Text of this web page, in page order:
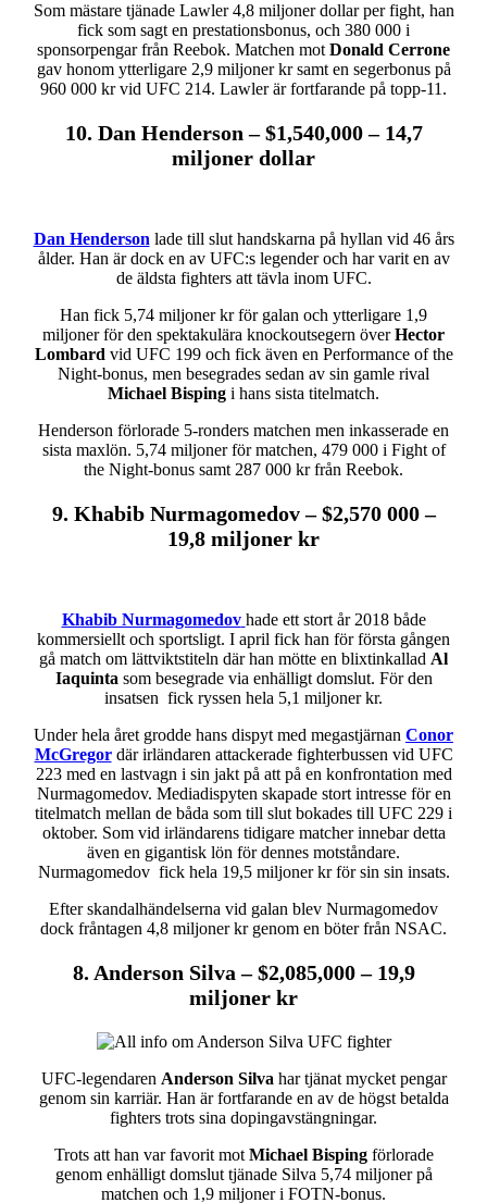
Som mästare tjänade Lawler 4,8 miljoner dollar per fight, han
fick som sagt en prestationsbonus, och 380 000 i
sponsorpengar från Reebok. Matchen mot Donald Cerrone
gav honom ytterligare 2,9 miljoner kr samt en segerbonus på
960 000 kr vid UFC 214. Lawler är fortfarande på topp-11.
10. Dan Henderson – $1,540,000– 14,7
miljoner dollar
Dan Henderson lade till slut handskarna på hyllan vid 46 års
ålder. Han är dock en av UFC:s legender och har varit en av
de äldsta fighters att tävla inom UFC.
Han fick 5,74 miljoner kr för galan och ytterligare 1,9
miljoner för den spektakulära knockoutsegern överHector
Lombard vid UFC 199 och fick även en Performance of the
Night-bonus, men besegrades sedan av sin gamle rival
Michael Bisping i hans sista titelmatch.
Henderson förlorade 5-ronders matchen men inkasserade en
sista maxlön. 5,74 miljoner för matchen, 479 000 i Fight of
the Night-bonus samt 287 000 kr från Reebok.
9. Khabib Nurmagomedov – $2,570 000 –
19,8 miljoner kr
Khabib Nurmagomedov hade ett stort år 2018 både
kommersiellt och sportsligt. I april fick han för första gången
gå match om lättviktstiteln där han mötte en blixtinkallad Al
Iaquinta som besegrade via enhälligt domslut. För den
insatsen fick ryssen hela 5,1 miljoner kr.
Under hela året grodde hans dispyt med megastjärnan Conor
McGregordär irländaren attackerade fighterbussen vid UFC
223 med en lastvagn i sin jakt på att på en konfrontation med
Nurmagomedov. Mediadispyten skapade stort intresse för en
titelmatch mellan de båda som till slut bokades till UFC 229 i
oktober. Som vid irländarens tidigare matcher innebar detta
även en gigantisk lön för dennes motståndare.
Nurmagomedov fick hela 19,5 miljoner kr för sin sin insats.
Efter skandalhändelserna vid galan blev Nurmagomedov
dock fråntagen 4,8 miljoner kr genom en böter från NSAC.
8. Anderson Silva – $2,085,000 – 19,9
miljoner kr
UFC-legendaren Anderson Silva har tjänat mycket pengar
genom sin karriär. Han är fortfarande en av de högst betalda
fighters trots sina dopingavstängningar.
Trots att han var favorit mot Michael Bispingförlorade
genom enhälligt domslut tjänade Silva 5,74 miljoner på
matchen och 1,9 miljoner i FOTN-bonus.